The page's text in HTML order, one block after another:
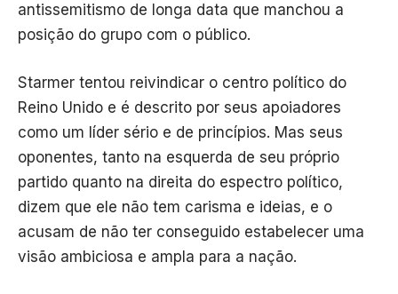
antissemitismo de longa data que manchou a
posição do grupo com o público.
Starmer tentou reivindicar o centro político do
Reino Unido e é descrito por seus apoiadores
como um líder sério e de princípios. Mas seus
oponentes, tanto na esquerda de seu próprio
partido quanto na direita do espectro político,
dizem que ele não tem carisma e ideias, e o
acusam de não ter conseguido estabelecer uma
visão ambiciosa e ampla para a nação.